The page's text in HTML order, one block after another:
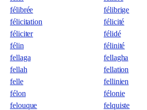
félibrée
félibrige
félicitation
félicité
féliciter
félidé
félin
félinité
fellaga
fellagha
fellah
fellation
felle
fellinien
félon
félonie
felouque
felquiste